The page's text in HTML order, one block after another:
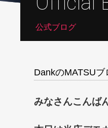
公式ブログ
DankのMATSU
みなさんこんば